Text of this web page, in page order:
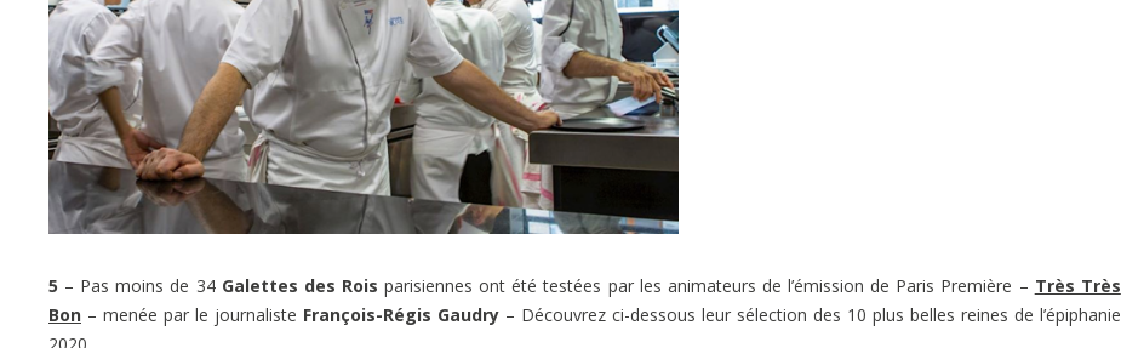
5 – Pas moins de 34 Galettes des Rois parisiennes ont été testées par les animateurs de l’émission de Paris Première – Très Très
Bon – menée par le journaliste François-Régis Gaudry– Découvrez ci-dessous leur sélection des 10 plus belles reines de l’épiphanie